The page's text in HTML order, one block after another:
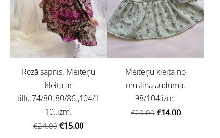
Rozā sapnis. Meiteņu
kleita ar
tillu.74/80.,80/86.,104/1
10..izm.
€24.00 €15.00
Meiteņu kleita no
muslina auduma.
98/104.izm.
€20.00 €14.00